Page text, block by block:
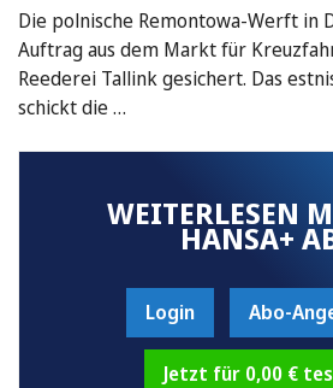
Die polnische Remontowa-Werft in
Auftrag aus dem Markt für
Reederei Tallink gesichert. Das
schickt die …
WEITERLESEN
HANSA+
Login Abo-
Jetzt für 0,00 €